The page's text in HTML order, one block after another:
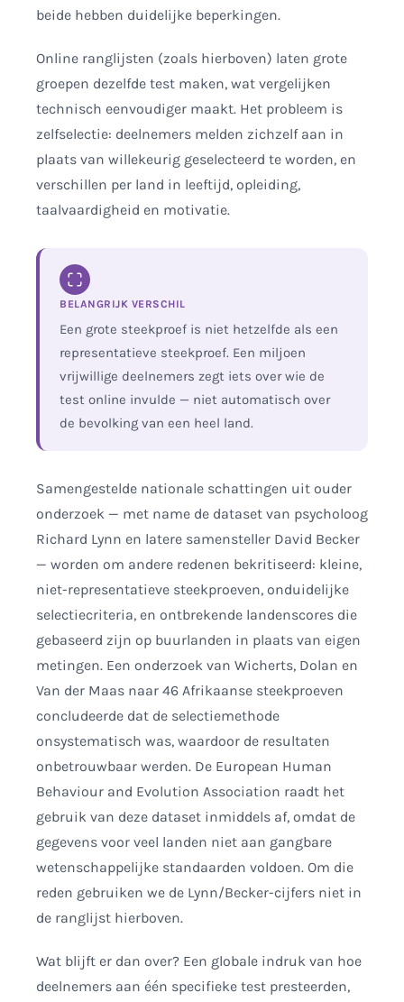
beide hebben duidelijke beperkingen.
Online ranglijsten (zoals hierboven) laten grote
groepen dezelfde test maken, wat vergelijken
technisch eenvoudiger maakt. Het probleem is
zelfselectie: deelnemers melden zichzelf aan in
plaats van willekeurig geselecteerd te worden, en
verschillen per land in leeftijd, opleiding,
taalvaardigheid en motivatie.
BELANGRIJK VERSCHIL
Een grote steekproef is niet hetzelfde als een
representatieve steekproef. Een miljoen
vrijwillige deelnemers zegt iets over wie de
test online invulde — niet automatisch over
de bevolking van een heel land.
Samengestelde nationale schattingen uit ouder
onderzoek — met name de dataset van psycholoog
Richard Lynn en latere samensteller David Becker
— worden om andere redenen bekritiseerd: kleine,
niet-representatieve steekproeven, onduidelijke
selectiecriteria, en ontbrekende landenscores die
gebaseerd zijn op buurlanden in plaats van eigen
metingen. Een onderzoek van Wicherts, Dolan en
Van der Maas naar 46 Afrikaanse steekproeven
concludeerde dat de selectiemethode
onsystematisch was, waardoor de resultaten
onbetrouwbaar werden. De European Human
Behaviour and Evolution Association raadt het
gebruik van deze dataset inmiddels af, omdat de
gegevens voor veel landen niet aan gangbare
wetenschappelijke standaarden voldoen. Om die
reden gebruiken we de Lynn/Becker-cijfers niet in
de ranglijst hierboven.
Wat blijft er dan over? Een globale indruk van hoe
deelnemers aan één specifieke test presteerden,